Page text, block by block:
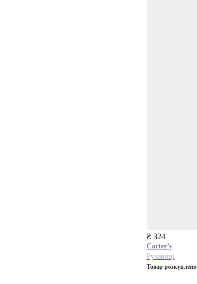
₴ 324
Carter’s
Рукавиці
Товар розкуплено